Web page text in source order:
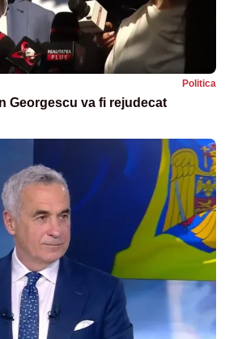
Politica
Georgescu va fi rejudecat